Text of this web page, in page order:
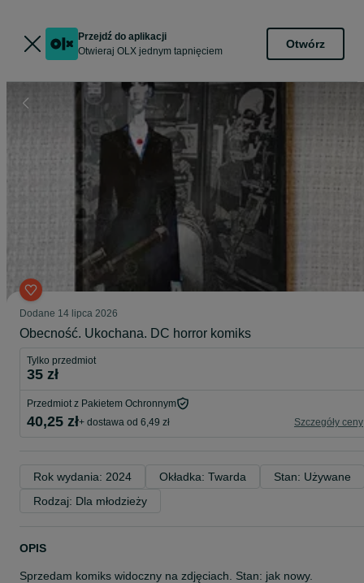
Przejdź do aplikacji
Otwieraj OLX jednym tapnięciem
Otwórz
Dodane 14 lipca 2026
Obecność. Ukochana. DC horror komiks
Tylko przedmiot
35 zł
Przedmiot z Pakietem Ochronnym
40,25 zł+ dostawa od 6,49 zł Szczegóły ceny
Rok wydania: 2024 Okładka: Twarda
Stan: Używane
Rodzaj: Dla młodzieży
OPIS
Sprzedam komiks widoczny na zdjęciach. Stan: jak nowy.